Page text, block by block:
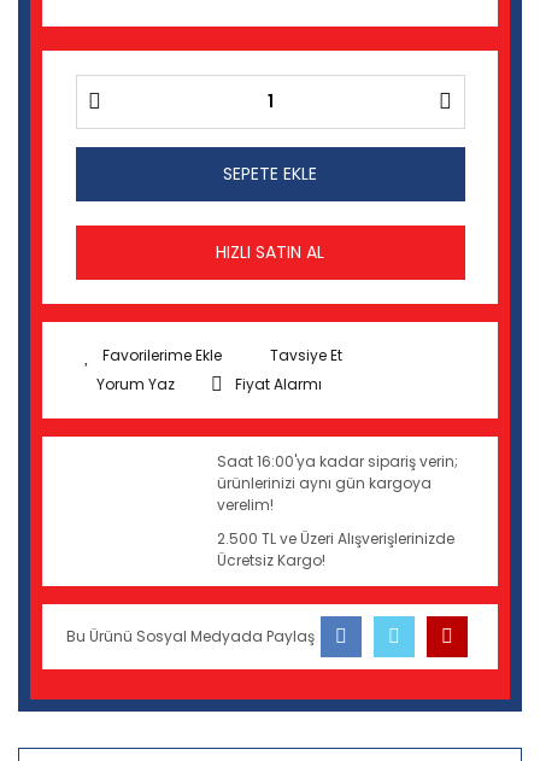
SEPETE EKLE
HIZLI SATIN AL
Tavsiye Et
Yorum Yaz
Fiyat Alarmı
Saat 16:00'ya kadar sipariş verin;
ürünlerinizi aynı gün kargoya
verelim!
2.500 TL ve Üzeri Alışverişlerinizde
Ücretsiz Kargo!
Bu Ürünü Sosyal Medyada Paylaş